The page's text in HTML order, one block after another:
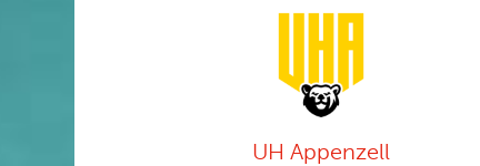
UH Appenzell